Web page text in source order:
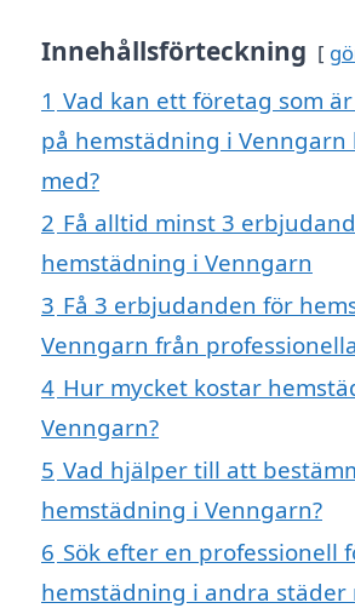
Innehållsförteckning
1 Vad kan ett företag som
på hemstädning i
med?
2 Få alltid minst 3
hemstädning i Venngarn
3 Få 3 erbjudanden för
Venngarn från
4 Hur mycket kostar
Venngarn?
5 Vad hjälper till att
hemstädning i Venngarn?
6 Sök efter en professionell
hemstädning i andra städer